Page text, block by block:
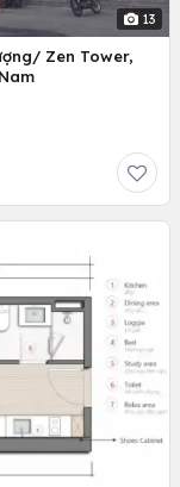
13
Zen Tower,